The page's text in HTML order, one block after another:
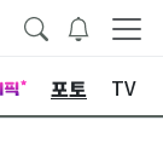
포토 TV